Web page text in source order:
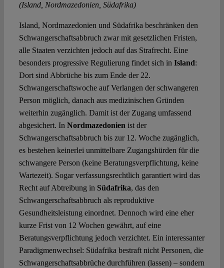
(Island, Nordmazedonien, Südafrika)
Island, Nordmazedonien und Südafrika beschränken den
Schwangerschaftsabbruch zwar mit gesetzlichen Fristen,
alle Staaten verzichten jedoch auf das Strafrecht. Eine
besonders progressive Regulierung findet sich in Island:
Dort sind Abbrüche bis zum Ende der 22.
Schwangerschaftswoche auf Verlangen der schwangeren
Person möglich, danach aus medizinischen Gründen
weiterhin zugänglich. Damit ist der Zugang umfassend
abgesichert. In Nordmazedonien ist der
Schwangerschaftsabbruch bis zur 12. Woche zugänglich,
es bestehen keinerlei unmittelbare Zugangshürden für die
schwangere Person (keine Beratungsverpflichtung, keine
Wartezeit). Sogar verfassungsrechtlich garantiert wird das
Recht auf Abtreibung in Südafrika, das den
Schwangerschaftsabbruch als reproduktive
Gesundheitsleistung einordnet. Dennoch wird eine eher
kurze Frist von 12 Wochen gewährt, auf eine
Beratungsverpflichtung jedoch verzichtet. Ein interessanter
Paradigmenwechsel: Südafrika bestraft nicht Personen, die
Schwangerschaftsabbrüche durchführen (lassen) – sondern